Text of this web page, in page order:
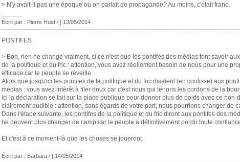
> N'y avait-il pas une époque ou on parlait de propagande? Au moins, c'était franc.
Écrit par : Pierre Huet / | 13/05/2014
PONTIFES
> Bon, rien ne change vraiment, si ce n'est que les pontifes des médias font savoir
de la politique et du fric : attention, vous avez réellement besoin de nous pour une
efficace car le peuple se réveille.
Alors que jusqu'ici les pontifes de la politique et du fric disaient (en coulisse) aux
médias : vous avez intérêt à filer doux car c'est nous qui tenons les cordons de la
Ici la déclaration se fait sur la place publique pour donner plus de poids avec ce non-
clairement audible : attention, sans égards de votre part, nous pourrions changer de
Dans l'étape suivante, les pontifes de la politique et du fric diront aux pontifes des
ne peuvent plus changer de camp car le peuple a définitivement perdu toute
Et c'est à ce moment-là que les choses se joueront.
Écrit par : Barbara / | 14/05/2014